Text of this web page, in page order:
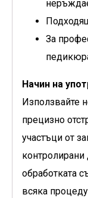
За
Начин на
Използвайте
прецизно
участъци от
обработката
всяка